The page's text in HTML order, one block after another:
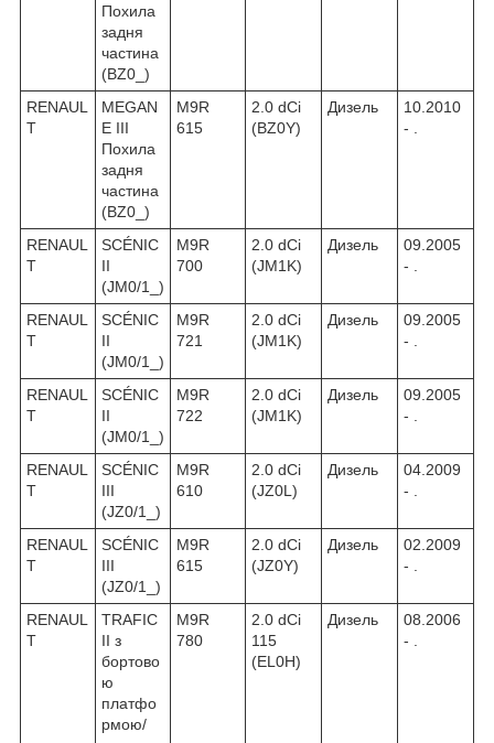
Похила
задня
частина
(BZ0_)
RENAUL
T
MEGAN
E III
Похила
задня
частина
(BZ0_)
M9R
615
2.0 dCi
(BZ0Y)
Дизель
10.2010
- .
RENAUL
T
SCÉNIC
II
(JM0/1_)
M9R
700
2.0 dCi
(JM1K)
Дизель
09.2005
- .
RENAUL
T
SCÉNIC
II
(JM0/1_)
M9R
721
2.0 dCi
(JM1K)
Дизель
09.2005
- .
RENAUL
T
SCÉNIC
II
(JM0/1_)
M9R
722
2.0 dCi
(JM1K)
Дизель
09.2005
- .
RENAUL
T
SCÉNIC
III
(JZ0/1_)
M9R
610
2.0 dCi
(JZ0L)
Дизель
04.2009
- .
RENAUL
T
SCÉNIC
III
(JZ0/1_)
M9R
615
2.0 dCi
(JZ0Y)
Дизель
02.2009
- .
RENAUL
T
TRAFIC
II з
бортово
ю
платфо
рмою/
M9R
780
2.0 dCi
115
(EL0H)
Дизель
08.2006
- .